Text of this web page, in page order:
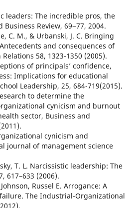
leaders: The incredible pros, the
Review, 69−77, 2004.
C. M., & Urbanski, J. C. Bringing
and consequences of
58, 1323-1350 (2005).
of principals’ confidence,
Implications for educational
Leadership, 25, 684-719(2015).
to determine the
cynicism and burnout
sector, Business and
cynicism and
journal of management science
T. L. Narcissistic leadership: The
617–633 (2006).
Russel E. Arrogance: A
The Industrial-Organizational